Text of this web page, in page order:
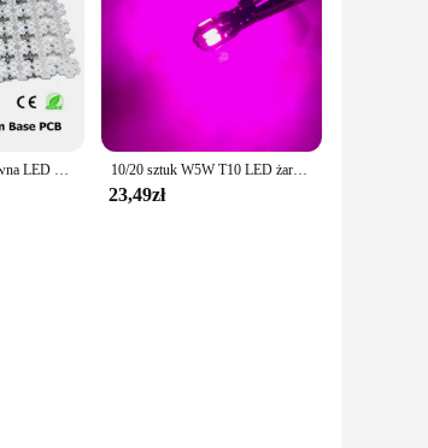
1W 3W 5W płyta główna LED 20mm biały czarny LED aluminiowy radiator płyta podstawowa 2pin 4pin 6pin 8pin dla wysokiej dioda LED dużej mocy 10/20 sztuk W5W T10 LED żarówki Canbus 5730 8SMD 12V 6000K 194 168 LED wnętrza samochodu mapa światła kopułowe światła parkingowe sygnał samochodowy lampa
23,49zł